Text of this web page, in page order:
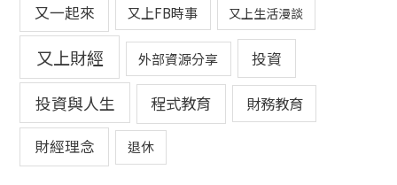
又一起來 又上FB時事 又上生活漫談
又上財經 外部資源分享 投資
投資與人生 程式教育 財務教育
財經理念 退休